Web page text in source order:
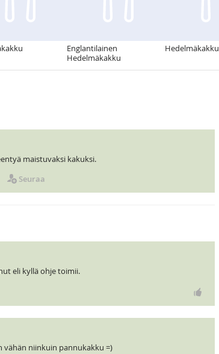
Englantilainen
Hedelmäkakku
Hedelmäkakku
maistuvaksi kakuksi.
Seuraa
eli kyllä ohje toimii.
vähän niinkuin pannukakku =)